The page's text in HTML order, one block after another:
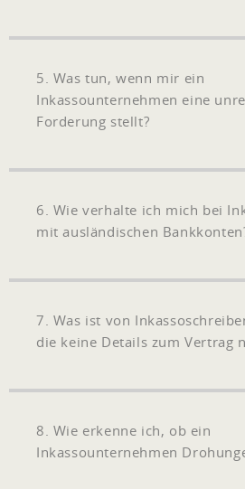
5. Was tun, wenn mir ein
Inkassounternehmen eine
Forderung stellt?
6. Wie verhalte ich mich bei
mit ausländischen
7. Was ist von
die keine Details zum Vertrag
8. Wie erkenne ich, ob ein
Inkassounternehmen